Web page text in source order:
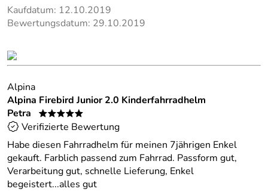
Kaufdatum: 12.10.2019
Bewertungsdatum: 29.10.2019
Alpina
Alpina Firebird Junior 2.0 Kinderfahrradhelm
Petra
*****
Verifizierte Bewertung
Habe diesen Fahrradhelm für meinen 7jährigen Enkel
gekauft. Farblich passend zum Fahrrad. Passform gut,
Verarbeitung gut, schnelle Lieferung, Enkel
begeistert...alles gut